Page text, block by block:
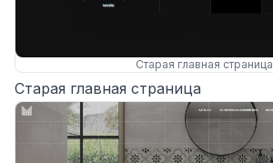
Старая главная страница
Старая главная страница